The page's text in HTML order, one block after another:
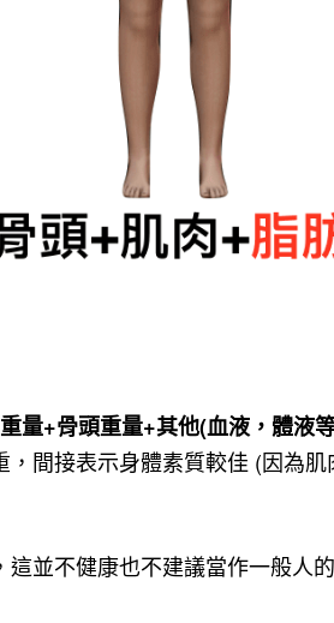
量+骨頭重量+其他(血液，體液
間接表示身體素質較佳 (因為
並不健康也不建議當作一般人